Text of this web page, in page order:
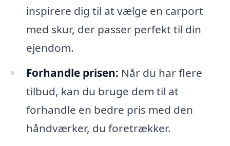
inspirere dig til at vælge en carport
med skur, der passer perfekt til din
ejendom.
Forhandle prisen: Når du har flere
tilbud, kan du bruge dem til at
forhandle en bedre pris med den
håndværker, du foretrækker.